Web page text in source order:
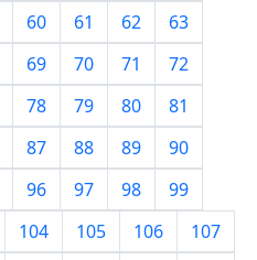
60 61 62
63
69 70 71
72
78 79 80
81
87 88 89
90
96 97 98
99
104 105 106
107